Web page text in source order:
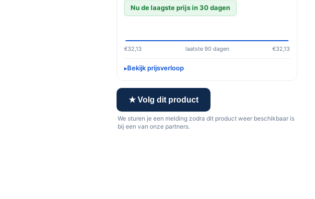
Nu de laagste prijs in 30 dagen
€32,13 laatste 90 dagen €32,13
Bekijk prijsverloop
★ Volg dit product
We sturen je een melding zodra dit product weer beschikbaar is
bij een van onze partners.